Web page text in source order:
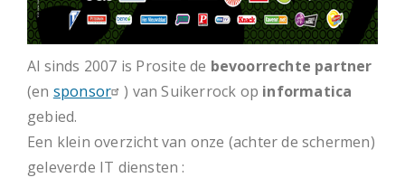
Al sinds 2007 is Prosite de bevoorrechte partner
(en sponsor ) van Suikerrock op informatica
gebied.
Een klein overzicht van onze (achter de schermen)
geleverde IT diensten :